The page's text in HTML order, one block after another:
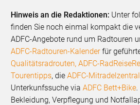
Hinweis an die Redaktionen: Unter
finden Sie noch einmal kompakt die
ADFC-Angebote rund um Radtouren
ADFC-Radtouren-Kalenderfür
Qualitätsradrouten, ADFC-
Tourentipps, dieADFC-
Unterkunfssuche viaADFC Bett+Bike
Bekleidung, Verpflegung und